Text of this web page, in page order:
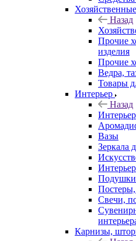
Назад
Прочие
изделия
Прочие
Ведра,
Товары
Интерьер
Назад
Интерьер
Вазы
Зеркала
Подушки
Свечи,
Карнизы,